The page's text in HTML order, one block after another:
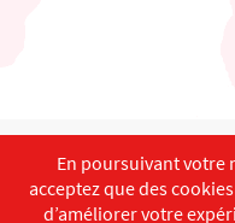
English
Copyright ©ISEC-AdW
En poursuivant votre
acceptez que des
d’améliorer votre